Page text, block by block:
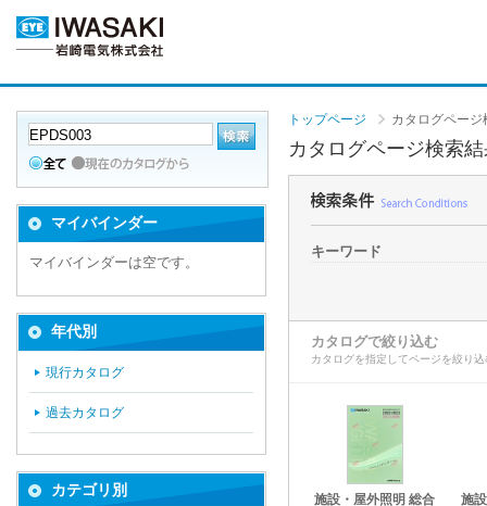
トップページ カタログページ
カタログページ検索
キーワード
カタログで絞り込む
カタログを指定してページを絞り
施設・屋外照明 総合
施
マイバインダー
マイバインダーは空です。
年代別
現行カタログ
過去カタログ
カテゴリ別